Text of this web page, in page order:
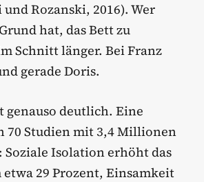
Rozanski, 2016). Wer
hat, das Bett zu
Schnitt länger. Bei Franz
gerade Doris.
genauso deutlich. Eine
70 Studien mit 3,4 Millionen
Soziale Isolation erhöht das
29 Prozent, Einsamkeit